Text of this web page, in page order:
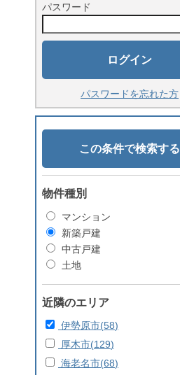
パスワード
ログイン
パスワードを忘れた方
この条件で検索する
物件種別
マンション
新築戸建
中古戸建
土地
近隣のエリア
伊勢原市(58)
厚木市(129)
海老名市(68)